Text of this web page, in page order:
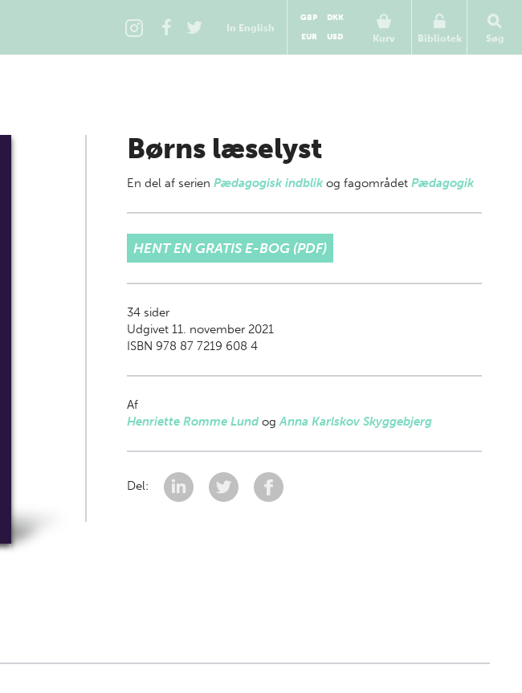
In English
Kurv
GBP
DKK
EUR
USD Bibliotek Søg
Børns læselyst
En del af serien Pædagogisk indblik og fagområdet Pædagogik
HENT EN GRATIS E-BOG (PDF)
34sider
Udgivet 11. november 2021
ISBN 978 87 7219 608 4
Af
Henriette Romme LundogAnna Karlskov Skyggebjerg
Del: